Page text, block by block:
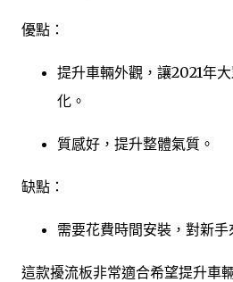
優點：
提升車輛外觀，讓2021年
化。
質感好，提升整體氣質。
缺點：
需要花費時間安裝，對新手
這款擾流板非常適合希望提升車